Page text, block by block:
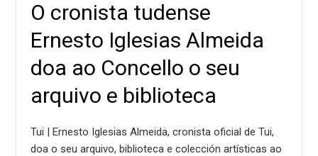
O cronista tudense
Ernesto Iglesias Almeida
doa ao Concello o seu
arquivo e biblioteca
Tui | Ernesto Iglesias Almeida, cronista oficial de Tui,
doa o seu arquivo, biblioteca e colección artísticas ao